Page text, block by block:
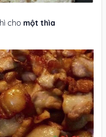
cho một thìa